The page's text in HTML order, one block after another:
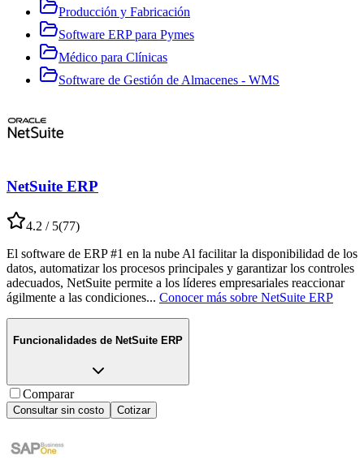
Producción y Fabricación
Software ERP para Pymes
Médico para Clínicas
Software de Gestión de Almacenes - WMS
NetSuite ERP
4.2 / 5(77)
El software de ERP #1 en la nube Al facilitar la disponibilidad de los
datos, automatizar los procesos principales y garantizar los controles
adecuados, NetSuite permite a los líderes empresariales reaccionar
ágilmente a las condiciones... Conocer más sobre NetSuite ERP
Funcionalidades de NetSuite ERP
Comparar
Consultar sin costo Cotizar